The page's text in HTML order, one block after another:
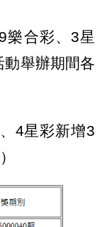
樂合彩、3星
舉辦期間各
4星彩新增3